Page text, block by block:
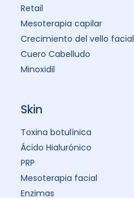
Retail
Mesoterapia capilar
Crecimiento del vello facial
Cuero Cabelludo
Minoxidil
Skin
Toxina botulínica
Ácido Hialurónico
PRP
Mesoterapia facial
Enzimas